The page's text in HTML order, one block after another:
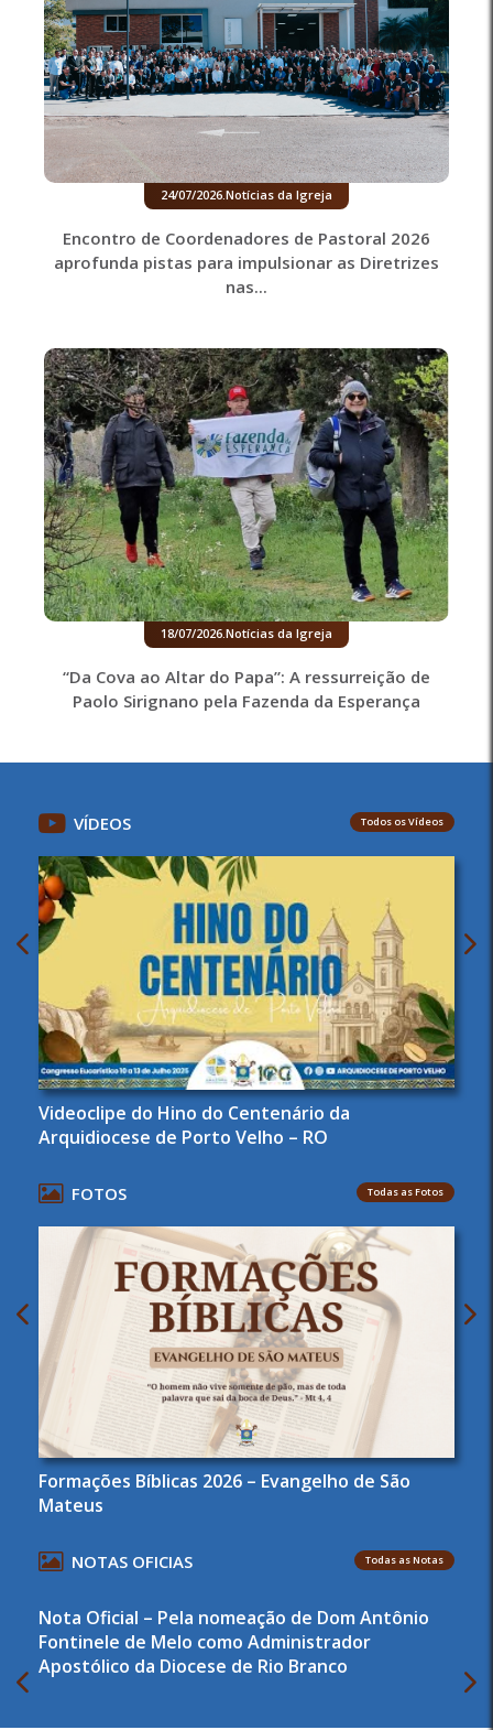
24/07/2026.Notícias da Igreja
Encontro de Coordenadores de Pastoral 2026
aprofunda pistas para impulsionar as Diretrizes
nas...
18/07/2026 Notícias da Igreja
“Da Cova ao Altar do Papa”: A ressurreição de
Paolo Sirignano pela Fazenda da Esperança
VÍDEOS Todos os Vídeos
Videoclipe do Hino do Centenário da
Arquidiocese de Porto Velho – RO
FOTOS Todas as Fotos
Formações Bíblicas 2026 – Evangelho de São
Mateus
NOTAS OFICIAS Todas as Notas
Nota Oficial – Pela nomeação de Dom Antônio
Fontinele de Melo como Administrador
Apostólico da Diocese de Rio Branco